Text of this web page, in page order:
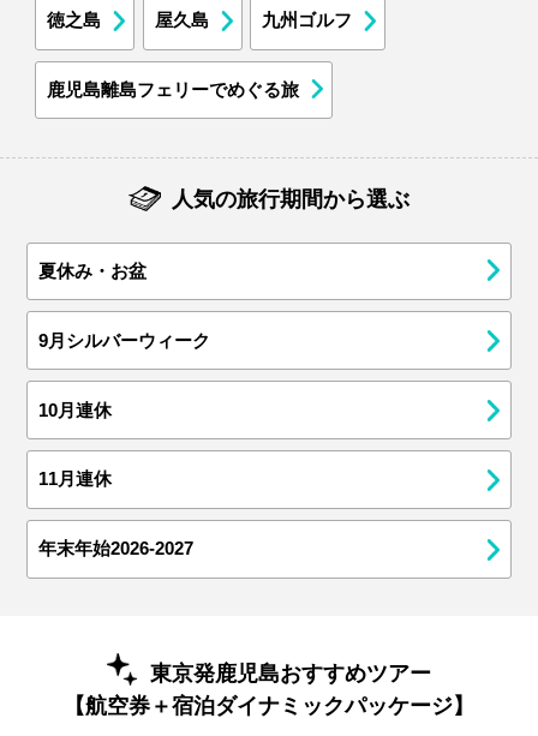
徳之島 屋久島 九州ゴルフ
鹿児島離島フェリーでめぐる旅
人気の旅行期間から選ぶ
夏休み・お盆
9月シルバーウィーク
10月連休
11月連休
年末年始2026-2027
東京発鹿児島おすすめツアー
【航空券＋宿泊ダイナミックパッケージ】